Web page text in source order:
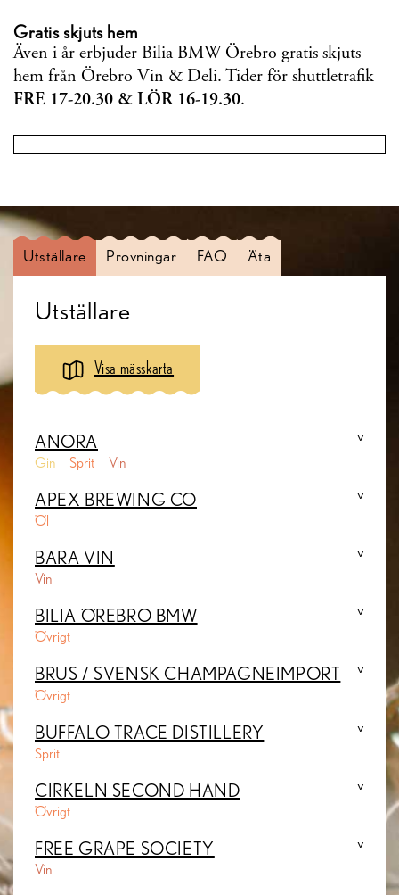
Gratis skjuts hem
Även i år erbjuder Bilia BMW Örebro gratis skjuts
hem från Örebro Vin & Deli. Tider för shuttletrafik
FRE 17-20.30 & LÖR 16-19.30.
Utställare Provningar FAQ Äta
Utställare
Visa mässkarta
ANORA
Gin Sprit Vin
APEX BREWING CO
Öl
BARA VIN
Vin
BILIA ÖREBRO BMW
Övrigt
BRUS / SVENSK CHAMPAGNEIMPORT
Övrigt
BUFFALO TRACE DISTILLERY
Sprit
CIRKELN SECOND HAND
Övrigt
FREE GRAPE SOCIETY
Vin